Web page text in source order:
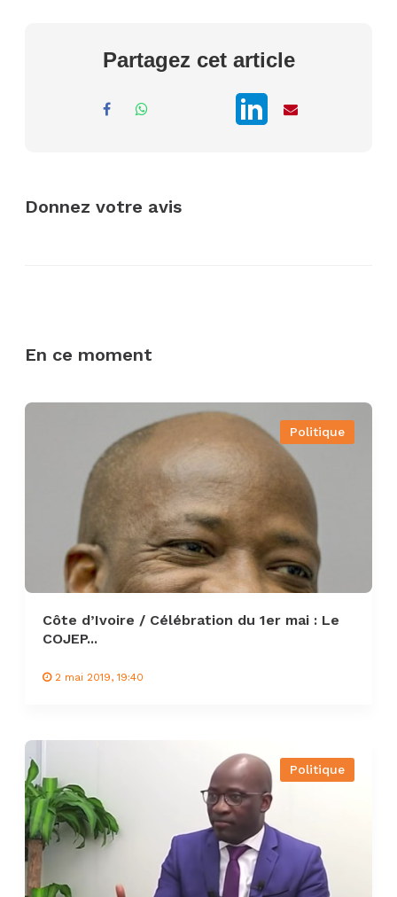
Partagez cet article
Donnez votre avis
En ce moment
Politique
Côte d’Ivoire / Célébration du 1er mai : Le
COJEP...
2 mai 2019, 19:40
Politique